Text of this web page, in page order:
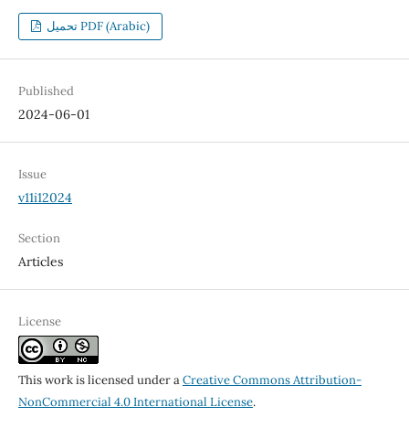
تحميل PDF (Arabic)
Published
2024-06-01
Issue
v11i12024
Section
Articles
License
This work is licensed under aCreative Commons Attribution-
NonCommercial 4.0 International License.